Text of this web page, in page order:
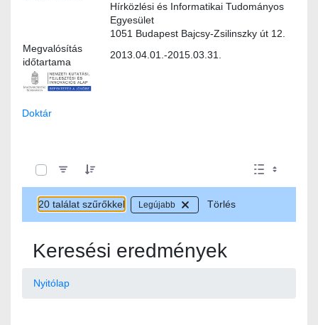
Hírközlési és Informatikai Tudományos
Egyesület
1051 Budapest Bajcsy-Zsilinszky út 12.
Megvalósítás
időtartama
2013.04.01.-2015.03.31.
Doktár
20 találat szűrőkkel Legújabb Törlés
Keresési eredmények
Nyitólap